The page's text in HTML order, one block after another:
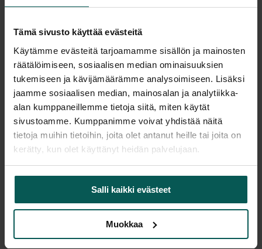
Tämä sivusto käyttää evästeitä
Käytämme evästeitä tarjoamamme sisällön ja mainosten
räätälöimiseen, sosiaalisen median ominaisuuksien
tukemiseen ja kävijämäärämme analysoimiseen. Lisäksi
jaamme sosiaalisen median, mainosalan ja analytiikka-
alan kumppaneillemme tietoja siitä, miten käytät
sivustoamme. Kumppanimme voivat yhdistää näitä
tietoja muihin tietoihin, joita olet antanut heille tai joita on
kerätty, kun olet käyttänyt heidän palvelujaan.
Salli kaikki evästeet
Muokkaa
Tampere: Tuotetta on varastossa 0 kpl (voit tilata myymälään)
Tulosta tuotekortti
Tuotekuvaus
Moderni ja tyylikäs LINTEX Flow Wall -lasitaulu
toimistoon, neuvottelutilaan tai opetuskäyttöön.
Taulu on valmistettu karkaistusta lasista ja tarjoaa
erittäin kestävän, helppohoitoisen ja tyylikkään
kirjoituspinnan. Pyöristetyt kulmat ja pelkistetty